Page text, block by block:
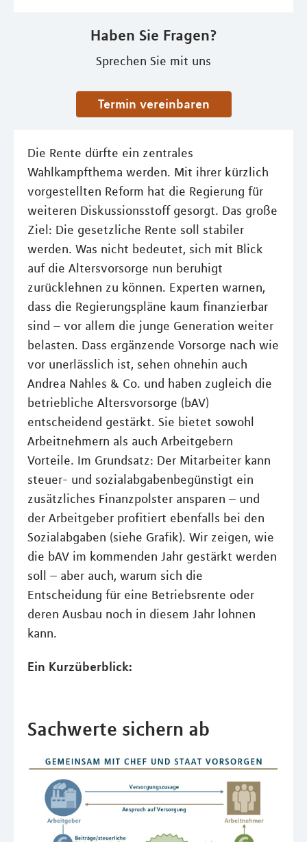
Haben Sie Fragen?
Sprechen Sie mit uns
Termin vereinbaren
Die Rente dürfte ein zentrales
Wahlkampfthema werden. Mit ihrer kürzlich
vorgestellten Reform hat die Regierung für
weiteren Diskussionsstoff gesorgt. Das große
Ziel: Die gesetzliche Rente soll stabiler
werden. Was nicht bedeutet, sich mit Blick
auf die Altersvorsorge nun beruhigt
zurücklehnen zu können. Experten warnen,
dass die Regierungspläne kaum finanzierbar
sind – vor allem die junge Generation weiter
belasten. Dass ergänzende Vorsorge nach wie
vor unerlässlich ist, sehen ohnehin auch
Andrea Nahles & Co. und haben zugleich die
betriebliche Altersvorsorge (bAV)
entscheidend gestärkt. Sie bietet sowohl
Arbeitnehmern als auch Arbeitgebern
Vorteile. Im Grundsatz: Der Mitarbeiter kann
steuer- und sozialabgabenbegünstigt ein
zusätzliches Finanzpolster ansparen – und
der Arbeitgeber profitiert ebenfalls bei den
Sozialabgaben (siehe Grafik). Wir zeigen, wie
die bAV im kommenden Jahr gestärkt werden
soll – aber auch, warum sich die
Entscheidung für eine Betriebsrente oder
deren Ausbau noch in diesem Jahr lohnen
kann.
Ein Kurzüberblick:
Sachwerte sichern ab